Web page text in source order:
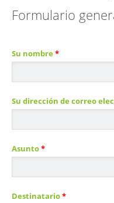
Formulario
Su nombre*
Su dirección de correo
Asunto*
Destinatario*